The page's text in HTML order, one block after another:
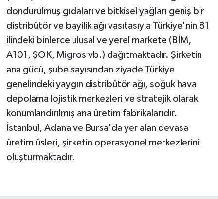
dondurulmuş gıdaları ve bitkisel yağları geniş bir
distribütör ve bayilik ağı vasıtasıyla Türkiye'nin 81
ilindeki binlerce ulusal ve yerel markete (BİM,
A101, ŞOK, Migros vb.) dağıtmaktadır. Şirketin
ana gücü, şube sayısından ziyade Türkiye
genelindeki yaygın distribütör ağı, soğuk hava
depolama lojistik merkezleri ve stratejik olarak
konumlandırılmış ana üretim fabrikalarıdır.
İstanbul, Adana ve Bursa'da yer alan devasa
üretim üsleri, şirketin operasyonel merkezlerini
oluşturmaktadır.